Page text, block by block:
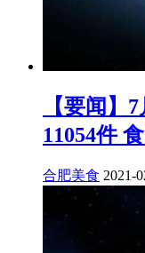
【要闻】
11054件
合肥美食 2021-